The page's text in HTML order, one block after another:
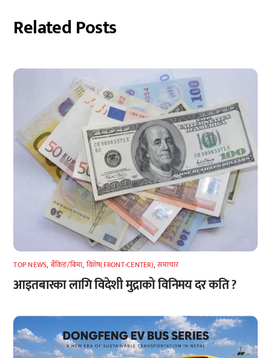
Related Posts
TOP NEWS, बैंकिङ/बिमा, विशेष(FRONT-CENTER),समाचार
आइतबारका लागि विदेशी मुद्राको विनिमय दर कति ?